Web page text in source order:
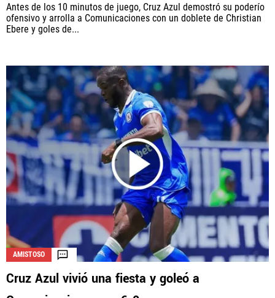
Antes de los 10 minutos de juego, Cruz Azul demostró su poderío
ofensivo y arrolla a Comunicaciones con un doblete de Christian
Ebere y goles de...
AMISTOSO
Cruz Azul vivió una fiesta y goleó a